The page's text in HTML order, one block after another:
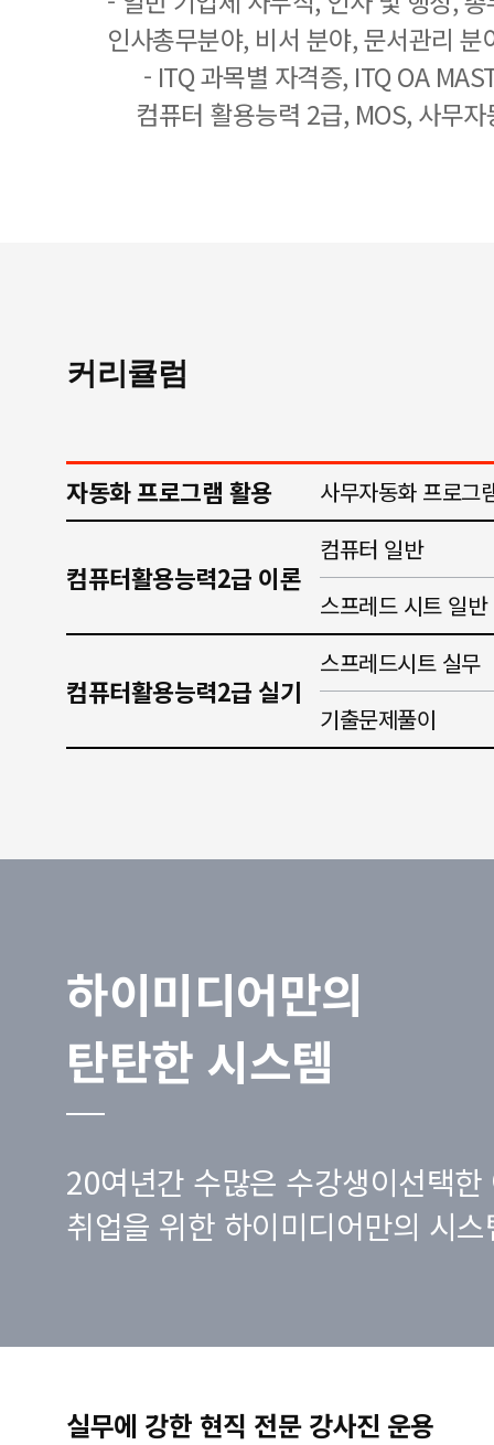
인사총무분야, 비서 분야, 문서관리
- ITQ 과목별 자격증, ITQ OA
컴퓨터 활용능력 2급, MOS, 사무
커리큘럼
자동화 프로그램 활용 사무자동화 프로그
컴퓨터활용능력2급 이론
컴퓨터 일반
스프레드 시트 일반
컴퓨터활용능력2급 실기
스프레드시트 실무
기출문제풀이
하이미디어만의
탄탄한 시스템
20여년간 수많은 수강생이선택한
취업을 위한 하이미디어만의 시
실무에 강한 현직 전문 강사진 운용